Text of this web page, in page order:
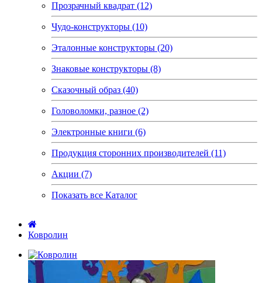
Прозрачный квадрат (12)
Чудо-конструкторы (10)
Эталонные конструкторы (20)
Знаковые конструкторы (8)
Сказочный образ (40)
Головоломки, разное (2)
Электронные книги (6)
Продукция сторонних производителей (11)
Акции (7)
Показать все Каталог
Ковролин